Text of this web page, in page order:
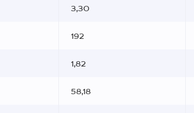
3,30
192
1,82
58,18